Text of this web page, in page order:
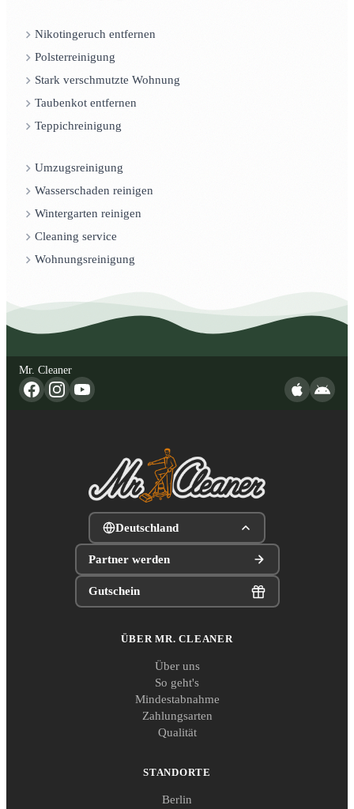
Nikotingeruch entfernen
Polsterreinigung
Stark verschmutzte Wohnung
Taubenkot entfernen
Teppichreinigung
Umzugsreinigung
Wasserschaden reinigen
Wintergarten reinigen
Cleaning service
Wohnungsreinigung
Mr. Cleaner
Deutschland
Partner werden
Gutschein
ÜBER MR. CLEANER
Über uns
So geht's
Mindestabnahme
Zahlungsarten
Qualität
STANDORTE
Berlin